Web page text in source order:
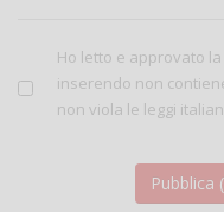
Ho letto e approvato la
inserendo non
non viola le leggi